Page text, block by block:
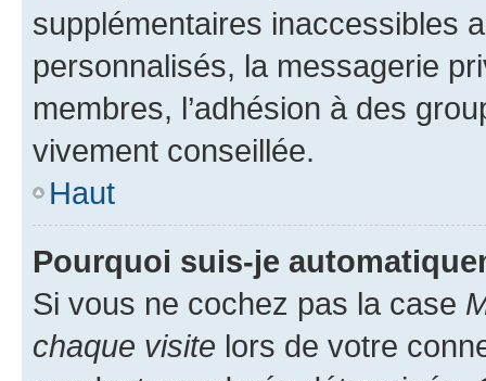
supplémentaires inaccessibles
personnalisés, la messagerie
membres, l’adhésion à des
vivement conseillée.
Haut
Pourquoi suis-je
Si vous ne cochez pas la case
chaque visite lors de votre